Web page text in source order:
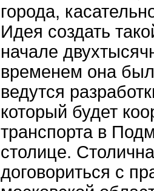
города,
Идея создать
начале
временем она
ведутся
который будет
транспорта в
столице.
договориться с